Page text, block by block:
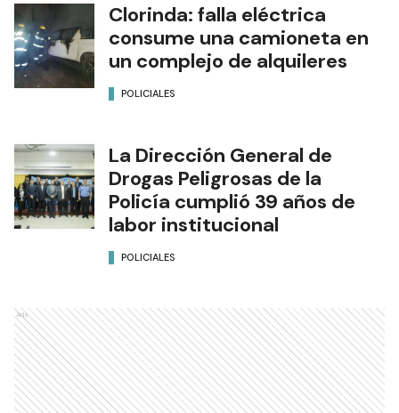
Clorinda: falla eléctrica
consume una camioneta en
un complejo de alquileres
POLICIALES
La Dirección General de
Drogas Peligrosas de la
Policía cumplió 39 años de
labor institucional
POLICIALES
Ads